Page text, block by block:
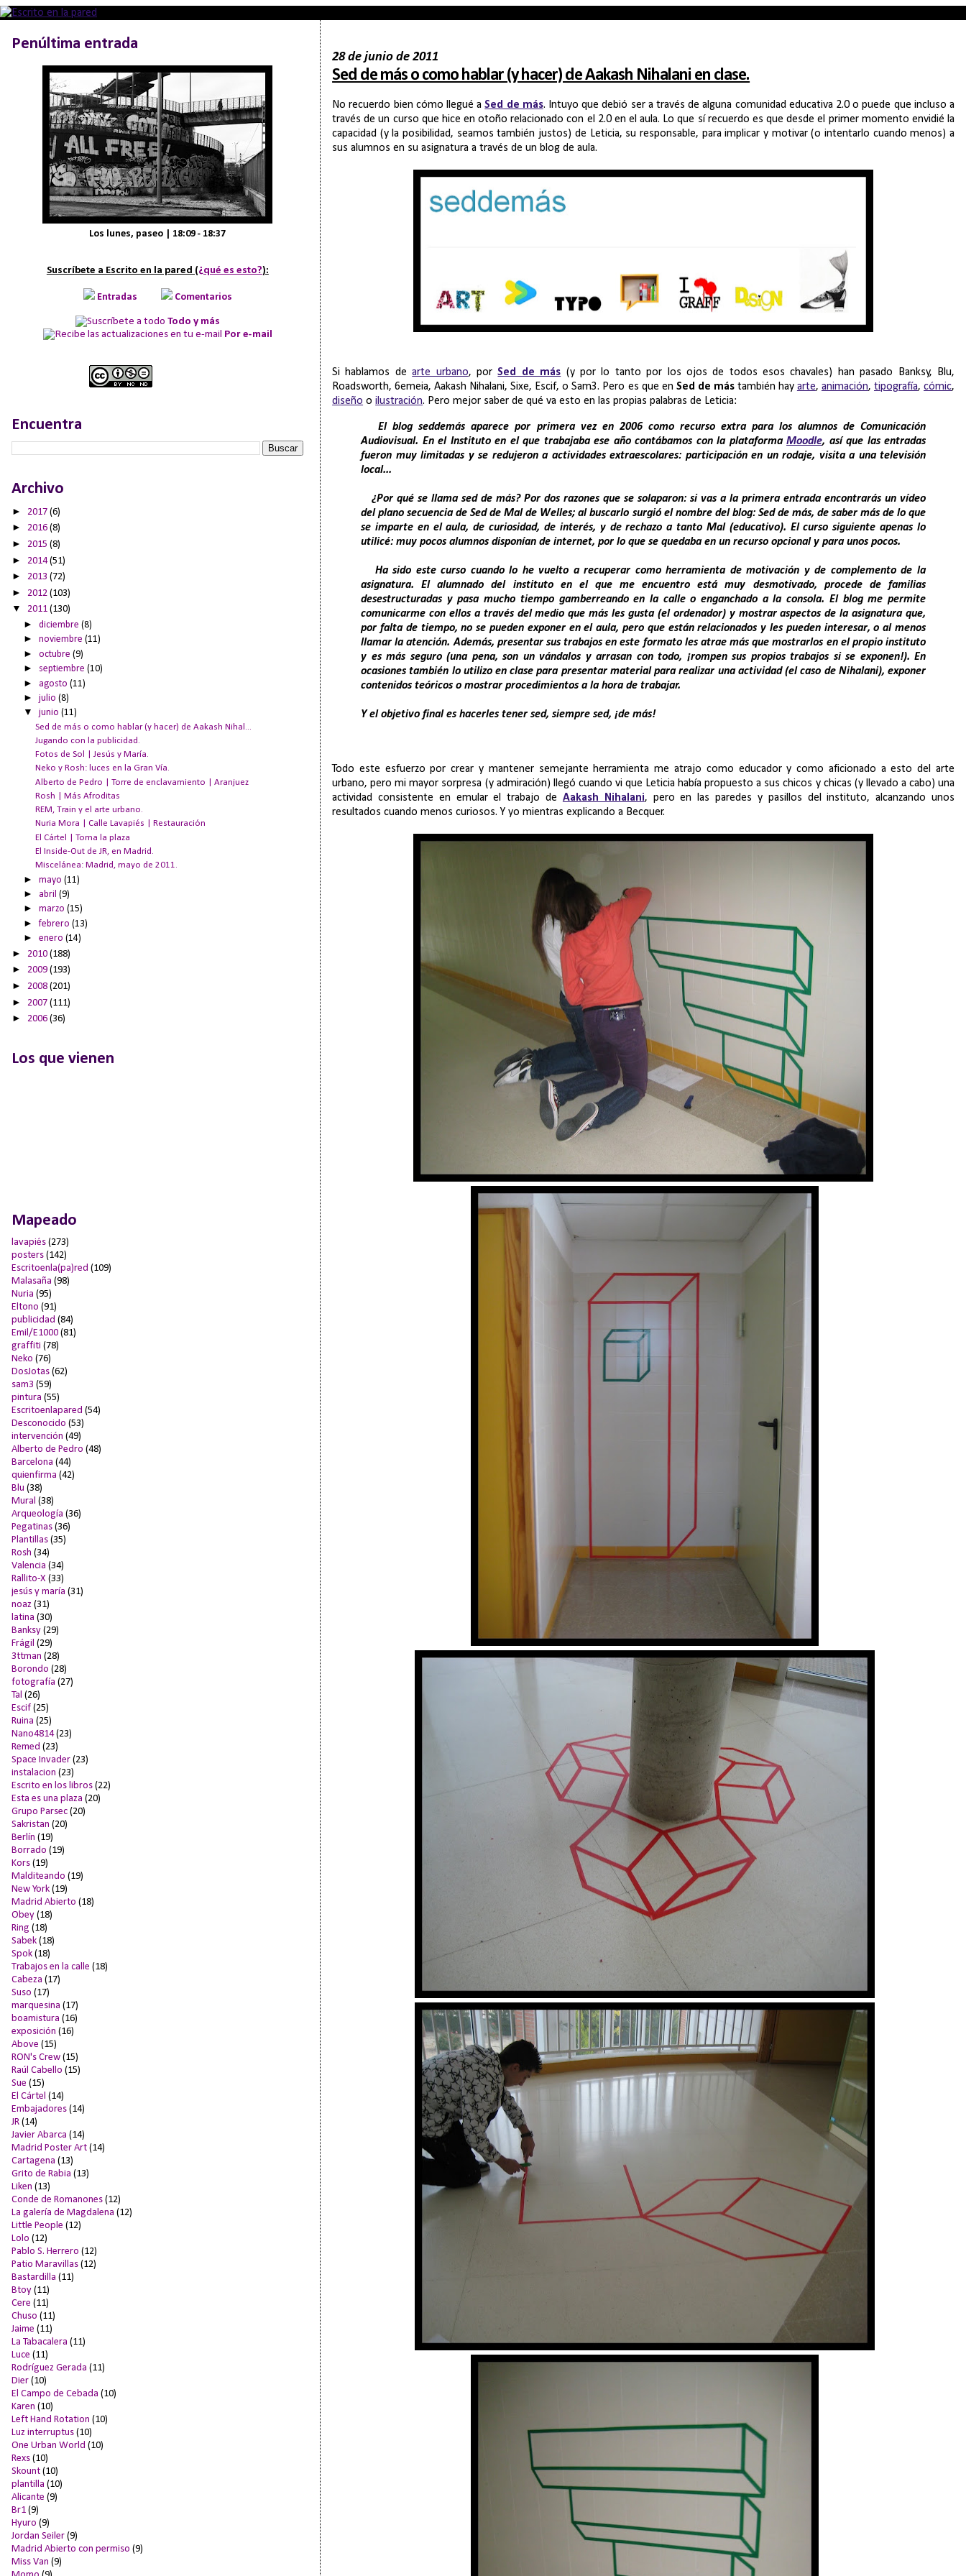
28 de junio de 2011
Sed de más o como hablar (y hacer) de Aakash Nihalani en clase.
No recuerdo bien cómo llegué aSed de más. Intuyo que debió ser a través de alguna comunidad educativa 2.0 o puede que incluso a
través de un curso que hice en otoño relacionado con el 2.0 en el aula. Lo que sí recuerdo es que desde el primer momento envidié la
capacidad (y la posibilidad, seamos también justos) de Leticia, su responsable, para implicar y motivar (o intentarlo cuando menos) a
sus alumnos en su asignatura a través de un blog de aula.
Si hablamos dearte urbano, porSed de más (y por lo tanto por los ojos de todos esos chavales) han pasado Banksy, Blu,
Roadsworth, 6emeia, Aakash Nihalani, Sixe, Escif, o Sam3. Pero es que en Sed de mástambién hay arte, animación, tipografía,cómic,
diseño oilustración. Pero mejor saber de qué va esto en las propias palabras de Leticia:
El blogseddemás aparece por primera vez en 2006 como recurso extra para los alumnos de Comunicación
Audiovisual. En el Instituto en el que trabajaba ese año contábamos con la plataformaMoodle, así que las entradas
fueron muy limitadas y se redujeron a actividades extraescolares: participación en un rodaje, visita a una televisión
local...
¿Por qué se llama sed de más? Por dos razones que se solaparon: si vas a la primera entrada encontrarás un vídeo
del plano secuencia de Sed de Mal de Welles; al buscarlo surgió el nombre del blog: Sed de más, de saber más de lo que
se imparte en el aula, de curiosidad, de interés, y de rechazo a tanto Mal (educativo). El curso siguiente apenas lo
utilicé: muy pocos alumnos disponían de internet, por lo que se quedaba en un recurso opcional y para unos pocos.
Ha sido este curso cuando lo he vuelto a recuperar como herramienta de motivación y de complemento de la
asignatura. El alumnado del instituto en el que me encuentro está muy desmotivado, procede de familias
desestructuradas y pasa mucho tiempo gamberreando en la calle o enganchado a la consola. El blog me permite
comunicarme con ellos a través del medio que más les gusta (el ordenador) y mostrar aspectos de la asignatura que,
por falta de tiempo, no se pueden exponer en el aula, pero que están relacionados y les pueden interesar, o al menos
llamar la atención. Además, presentar sus trabajos en este formato les atrae más que mostrarlos en el propio instituto
y es más seguro (una pena, son un vándalos y arrasan con todo, ¡rompen sus propios trabajos si se exponen!). En
ocasiones también lo utilizo en clase para presentar material para realizar una actividad (el caso de Nihalani), exponer
contenidos teóricos o mostrar procedimientos a la hora de trabajar.
Y el objetivo final es hacerles tener sed, siempre sed, ¡de más!
Todo este esfuerzo por crear y mantener semejante herramienta me atrajo como educador y como aficionado a esto del arte
urbano, pero mi mayor sorpresa (y admiración) llegó cuando vi que Leticia había propuesto a sus chicos y chicas (y llevado a cabo) una
actividad consistente en emular el trabajo de Aakash Nihalani, pero en las paredes y pasillos del instituto, alcanzando unos
resultados cuando menos curiosos. Y yo mientras explicando a Becquer.
Penúltima entrada
Los lunes, paseo | 18:09 - 18:37
Suscríbete a Escrito en la pared (¿qué es esto?):
Entradas Comentarios
Todo y más
Por e-mail
Encuentra
Archivo
► 2017 (6)
► 2016 (8)
► 2015 (8)
► 2014(51)
► 2013 (72)
► 2012 (103)
▼ 2011 (130)
►diciembre(8)
►noviembre(11)
►octubre(9)
► septiembre(10)
► agosto(11)
►julio(8)
▼junio(11)
Sed de más o como hablar (y hacer) de Aakash Nihal...
Jugando con la publicidad.
Fotos de Sol | Jesús y María.
Neko y Rosh: luces en la Gran Vía.
Alberto de Pedro | Torre de enclavamiento | Aranjuez
Rosh | Más Afroditas
REM, Train y el arte urbano.
Nuria Mora | Calle Lavapiés | Restauración
El Cártel | Toma la plaza
El Inside-Out de JR, en Madrid.
Miscelánea: Madrid, mayo de 2011.
►mayo(11)
► abril(9)
►marzo(15)
►febrero(13)
►enero(14)
► 2010 (188)
► 2009 (193)
► 2008 (201)
► 2007 (111)
► 2006 (36)
Los que vienen
Mapeado
lavapiés (273)
posters (142)
Escritoenla(pa)red (109)
Malasaña (98)
Nuria (95)
Eltono (91)
publicidad (84)
Emil/E1000 (81)
graffiti (78)
Neko (76)
DosJotas (62)
sam3 (59)
pintura (55)
Escritoenlapared (54)
Desconocido (53)
intervención (49)
Alberto de Pedro (48)
Barcelona (44)
quienfirma (42)
Blu (38)
Mural (38)
Arqueología (36)
Pegatinas (36)
Plantillas (35)
Rosh (34)
Valencia (34)
Rallito-X (33)
jesús y maría (31)
noaz (31)
latina (30)
Banksy (29)
Frágil (29)
3ttman (28)
Borondo (28)
fotografía (27)
Tal (26)
Escif (25)
Ruina (25)
Nano4814 (23)
Remed (23)
Space Invader (23)
instalacion (23)
Escrito en los libros (22)
Esta es una plaza (20)
Grupo Parsec (20)
Sakristan (20)
Berlín (19)
Borrado (19)
Kors (19)
Malditeando (19)
New York (19)
Madrid Abierto (18)
Obey (18)
Ring (18)
Sabek (18)
Spok (18)
Trabajos en la calle (18)
Cabeza (17)
Suso (17)
marquesina (17)
boamistura (16)
exposición (16)
Above (15)
RON's Crew (15)
Raúl Cabello (15)
Sue (15)
El Cártel (14)
Embajadores (14)
JR (14)
Javier Abarca (14)
Madrid Poster Art (14)
Cartagena (13)
Grito de Rabia (13)
Liken (13)
Conde de Romanones (12)
La galería de Magdalena (12)
Little People (12)
Lolo (12)
Pablo S. Herrero (12)
Patio Maravillas (12)
Bastardilla (11)
Btoy (11)
Cere (11)
Chuso (11)
Jaime (11)
La Tabacalera (11)
Luce (11)
Rodríguez Gerada (11)
Dier (10)
El Campo de Cebada (10)
Karen (10)
Left Hand Rotation (10)
Luz interruptus (10)
One Urban World (10)
Rexs (10)
Skount (10)
plantilla (10)
Alicante (9)
Br1 (9)
Hyuro (9)
Jordan Seiler (9)
Madrid Abierto con permiso (9)
Miss Van (9)